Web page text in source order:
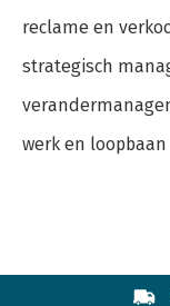
reclame en
strategisch
werk en loopbaan